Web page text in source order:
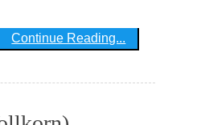
Continue Reading...